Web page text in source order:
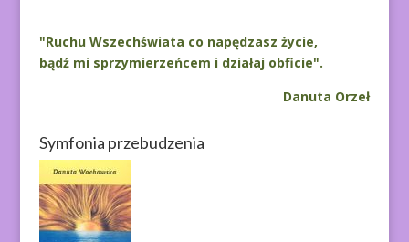
"Ruchu Wszechświata co napędzasz życie,
bądź mi sprzymierzeńcem i działaj obficie".
Danuta Orzeł
Symfonia przebudzenia